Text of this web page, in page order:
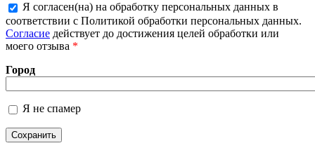
Более подробная информация о текстовых
форматах
Я согласен(на) на обработку персональных данных в
соответствии с Политикой обработки персональных данных.
Согласие действует до достижения целей обработки или
моего отзыва *
Город
Я не спамер
Я спамер